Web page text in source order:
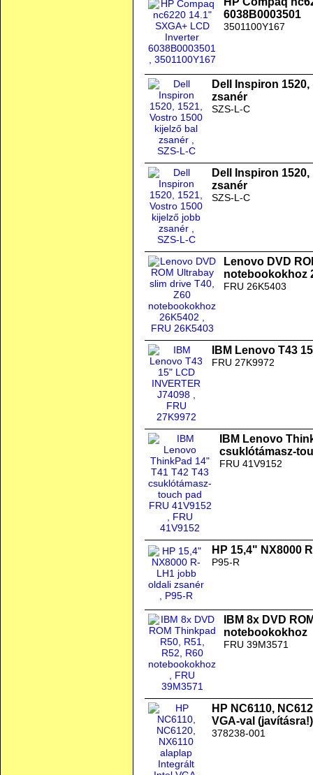
6038B0003501
3501100Y167
Dell Inspiron
zsanér
SZS-L-C
Dell Inspiron
zsanér
SZS-L-C
Lenovo DVD
notebookokhoz
FRU 26K5403
IBM Lenovo T43
FRU 27K9972
IBM Lenovo
csuklótámasz-
FRU 41V9152
HP 15,4" NX8000
P95-R
IBM 8x DVD
notebookokhoz
FRU 39M3571
HP NC6110,
VGA-val (javításra!)
378238-001